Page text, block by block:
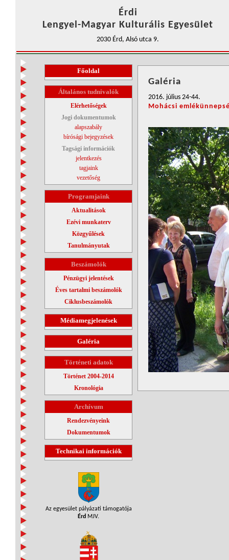
Érdi
Lengyel-Magyar Kulturális Egyesület
2030 Érd, Alsó utca 9.
Főoldal
Általános tudnivalók
Elérhetőségek
Jogi dokumentumok
alapszabály
bírósági bejegyzések
Tagsági információk
jelentkezés
tagjaink
vezetőség
Programjaink
Aktualitások
Ezévi munkaterv
Közgyűlések
Tanulmányutak
Beszámolók
Pénzügyi jelentések
Éves tartalmi beszámolók
Ciklusbeszámolók
Médiamegjelenések
Galéria
Történeti adatok
Történet 2004-2014
Kronológia
Archívum
Rendezvényeink
Dokumentumok
Technikai információk
Az egyesület pályázati támogatója
Érd MJV.
Galéria
2016. július 24-44.
Mohácsi